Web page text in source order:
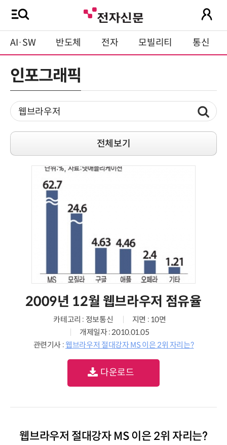
AI·SW 반도체 전자 모빌리티 통신
인포그래픽
전체보기
2009년 12월 웹브라우저 점유율
카테고리 : 정보통신
지면 : 10면
개제일자 : 2010.01.05
관련기사 :웹브라우저 절대강자 MS 이은 2위 자리는?
다운로드
웹브라우저 절대강자 MS 이은 2위 자리는?